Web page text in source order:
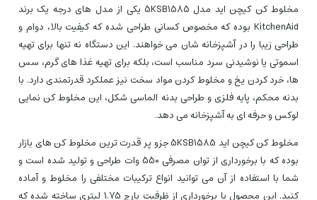
مخلوط کن کیچن اید مدل 5KSB1585 یکی از مدل‌ های درجه یک برند
KitchenAid بوده که مخصوص کسانی طراحی شده که کیفیت بالا، دوام و
طراحی زیبا را در آشپزخانه‌ شان می‌ خواهند. این دستگاه نه تنها برای تهیه
اسموتی یا نوشیدنی سرد مناسب است، بلکه برای تهیه غذا های گرم، سس‌
ها، خرد کردن یخ و مخلوط کردن مواد سخت نیز عملکرد قدرتمندی دارد. با
بدنه محکم، پایه فلزی و طراحی بدنه‌ الماسی شکل، این مخلوط‌ کن نمایی
لوکس و حرفه‌ ای به آشپزخانه می‌ دهد.
مخلوط کن کیچن اید 5KSB1585 جزو پر قدرت ترین مخلوط کن های بازار
بوده که با برخورداری از توان مصرفی 550 وات طراحی و تولید شده است و
شما با استفاده از آن می توانید انواع ترکیبات مختلفی را مخلوط و آماده
کنید. این محصول با برخورداری از ظرفیت پارچ 1.75 لیتری ساخته شده که